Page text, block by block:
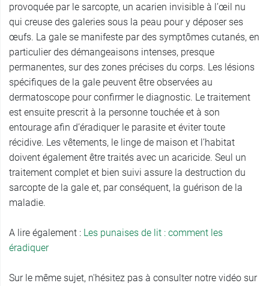
provoquée par le sarcopte, un acarien invisible à l’œil nu
qui creuse des galeries sous la peau pour y déposer ses
œufs. La gale se manifeste par des symptômes cutanés, en
particulier des démangeaisons intenses, presque
permanentes, sur des zones précises du corps. Les lésions
spécifiques de la gale peuvent être observées au
dermatoscope pour confirmer le diagnostic. Le traitement
est ensuite prescrit à la personne touchée et à son
entourage afin d’éradiquer le parasite et éviter toute
récidive. Les vêtements, le linge de maison et l’habitat
doivent également être traités avec un acaricide. Seul un
traitement complet et bien suivi assure la destruction du
sarcopte de la gale et, par conséquent, la guérison de la
maladie.
A lire également : Les punaises de lit : comment les
éradiquer
Sur le même sujet, n'hésitez pas à consulter notre vidéo sur